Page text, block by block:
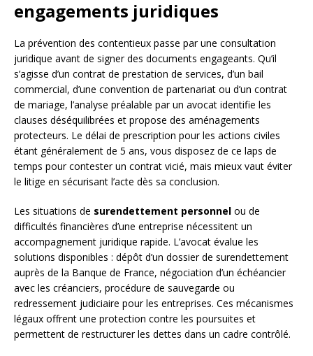
engagements juridiques
La prévention des contentieux passe par une consultation
juridique avant de signer des documents engageants. Qu’il
s’agisse d’un contrat de prestation de services, d’un bail
commercial, d’une convention de partenariat ou d’un contrat
de mariage, l’analyse préalable par un avocat identifie les
clauses déséquilibrées et propose des aménagements
protecteurs. Le délai de prescription pour les actions civiles
étant généralement de 5 ans, vous disposez de ce laps de
temps pour contester un contrat vicié, mais mieux vaut éviter
le litige en sécurisant l’acte dès sa conclusion.
Les situations de surendettement personnel ou de
difficultés financières d’une entreprise nécessitent un
accompagnement juridique rapide. L’avocat évalue les
solutions disponibles : dépôt d’un dossier de surendettement
auprès de la Banque de France, négociation d’un échéancier
avec les créanciers, procédure de sauvegarde ou
redressement judiciaire pour les entreprises. Ces mécanismes
légaux offrent une protection contre les poursuites et
permettent de restructurer les dettes dans un cadre contrôlé.